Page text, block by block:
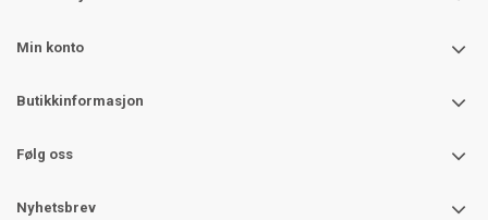
Min konto
Butikkinformasjon
Følg oss
Nyhetsbrev